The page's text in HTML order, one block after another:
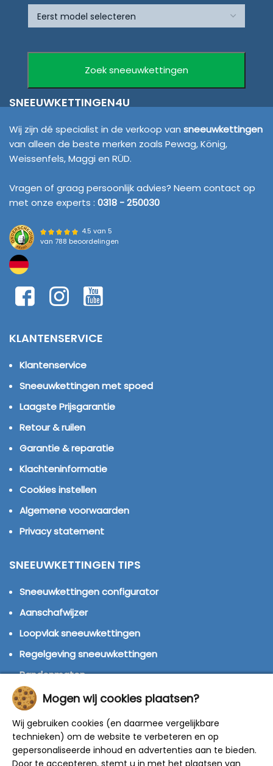
SNEEUWKETTINGEN4U
Wij zijn dé specialist in de verkoop van sneeuwkettingen
van alleen de beste merken zoals Pewag, König,
Weissenfels, Maggi en RÜD.
Vragen of graag persoonlijk advies? Neem contact op
met onze experts : 0318 - 250030
4.5 van 5
van 788 beoordelingen
KLANTENSERVICE
Klantenservice
Sneeuwkettingen met spoed
Laagste Prijsgarantie
Retour & ruilen
Garantie & reparatie
Klachteninformatie
Cookies instellen
Algemene voorwaarden
Privacy statement
SNEEUWKETTINGEN TIPS
Sneeuwkettingen configurator
Aanschafwijzer
Loopvlak sneeuwkettingen
Regelgeving sneeuwkettingen
Bandenmaten
Montage handleidingen
Winterbanden
Mogen wij cookies plaatsen?
Wij gebruiken cookies (en daarmee vergelijkbare
technieken) om de website te verbeteren en op
gepersonaliseerde inhoud en advertenties aan te bieden.
Door te accepteren, stemt u in met het plaatsen van